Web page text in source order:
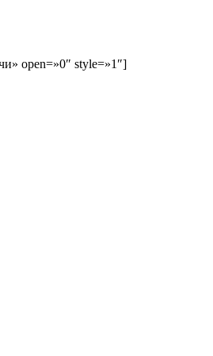
open=»0″ style=»1″]